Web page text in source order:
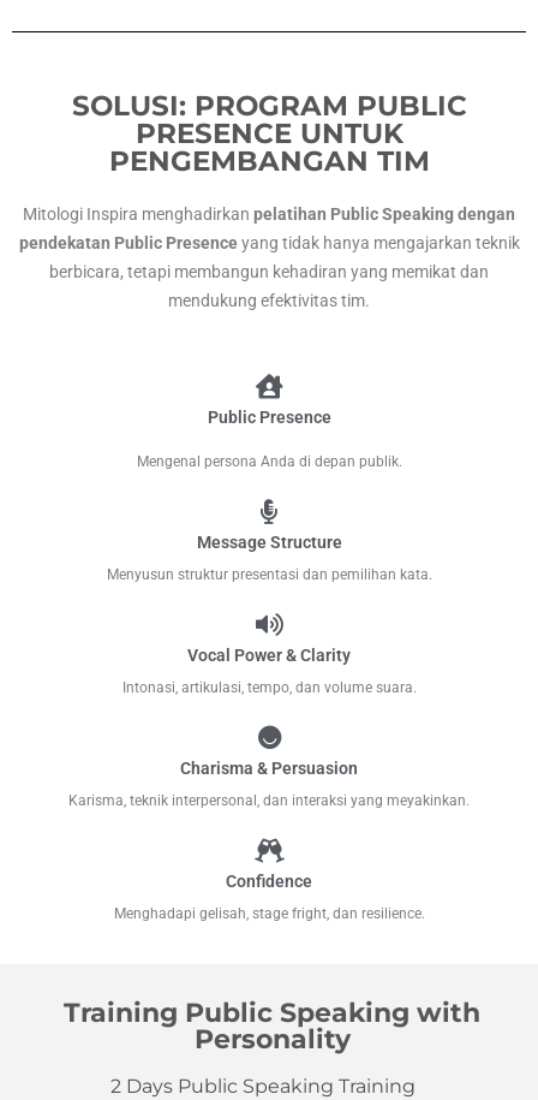
SOLUSI: PROGRAM PUBLIC
PRESENCE UNTUK
PENGEMBANGAN TIM
Mitologi Inspira menghadirkan pelatihan Public Speaking dengan
pendekatan Public Presenceyang tidak hanya mengajarkan teknik
berbicara, tetapi membangun kehadiran yang memikat dan
mendukung efektivitas tim.
Public Presence
Mengenal persona Anda di depan publik.
Message Structure
Menyusun struktur presentasi dan pemilihan kata.
Vocal Power & Clarity
Intonasi, artikulasi, tempo, dan volume suara.
Charisma & Persuasion
Karisma, teknik interpersonal, dan interaksi yang meyakinkan.
Confidence
Menghadapi gelisah, stage fright, dan resilience.
Training Public Speaking with
Personality
2 Days Public Speaking Training